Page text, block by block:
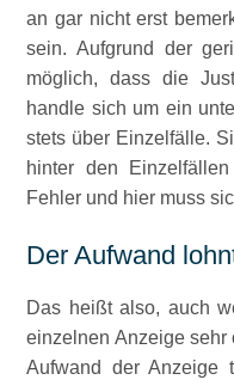
an gar nicht erst
sein. Aufgrund der
möglich, dass die
handle sich um ein
stets über Einzelfälle.
hinter den
Fehler und hier muss
Der Aufwand
Das heißt also, auch
einzelnen Anzeige sehr
Aufwand der Anzeige